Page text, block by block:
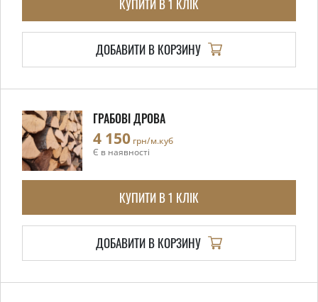
КУПИТИ В 1 КЛІК
ДОБАВИТИ В КОРЗИНУ
ГРАБОВІ ДРОВА
4 150 грн/м.куб
Є в наявності
КУПИТИ В 1 КЛІК
ДОБАВИТИ В КОРЗИНУ